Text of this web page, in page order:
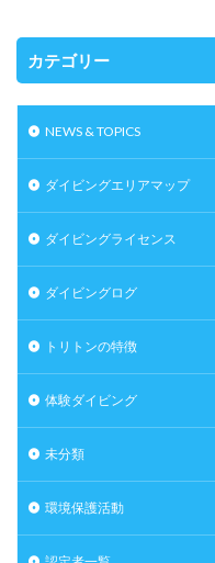
カテゴリー
NEWS & TOPICS
ダイビングエリアマップ
ダイビングライセンス
ダイビングログ
トリトンの特徴
体験ダイビング
未分類
環境保護活動